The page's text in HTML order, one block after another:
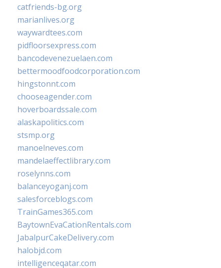
catfriends-bg.org
marianlives.org
waywardtees.com
pidfloorsexpress.com
bancodevenezuelaen.com
bettermoodfoodcorporation.com
hingstonnt.com
chooseagender.com
hoverboardssale.com
alaskapolitics.com
stsmp.org
manoelneves.com
mandelaeffectlibrary.com
roselynns.com
balanceyoganj.com
salesforceblogs.com
TrainGames365.com
BaytownEvaCationRentals.com
JabalpurCakeDelivery.com
halobjd.com
intelligenceqatar.com